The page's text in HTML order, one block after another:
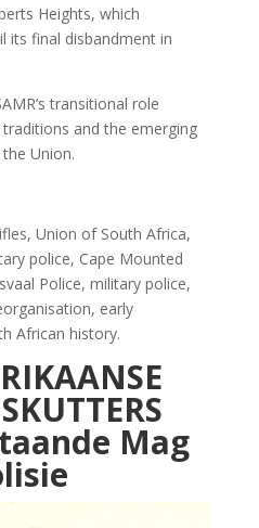
Heights, which
its final disbandment in
transitional role
and the emerging
Union.
Union of South Africa,
police, Cape Mounted
Police, military police,
early
African history.
Mag